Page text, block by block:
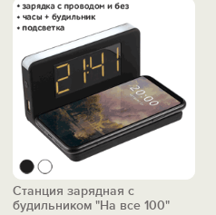
Станция зарядная с
будильником "На все 100"